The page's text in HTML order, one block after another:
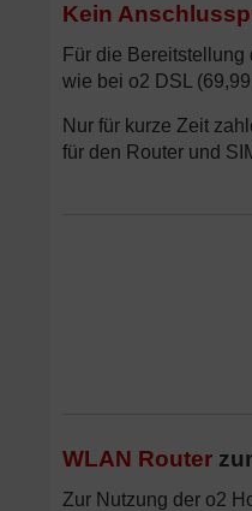
Kein
Für die
wie bei o2 DSL
Nur für kurze Zeit
für den Router und
WLAN Router
Zur Nutzung der o2